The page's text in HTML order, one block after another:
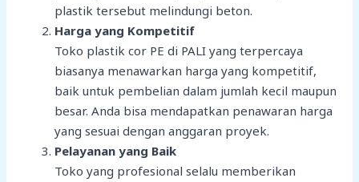
plastik tersebut melindungi beton.
Harga yang Kompetitif
Toko plastik cor PE di PALI yang terpercaya
biasanya menawarkan harga yang kompetitif,
baik untuk pembelian dalam jumlah kecil maupun
besar. Anda bisa mendapatkan penawaran harga
yang sesuai dengan anggaran proyek.
Pelayanan yang Baik
Toko yang profesional selalu memberikan